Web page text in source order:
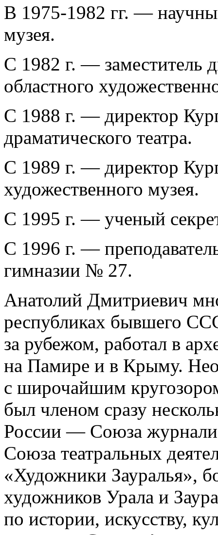
В 1975-1982 гг. —
музея.
С 1982 г. — заместитель
областного
С 1988 г. — директор
драматического театра.
С 1989 г. — директор
художественного музея.
С 1995 г. — ученый
С 1996 г. —
гимназии № 27.
Анатолий Дмитриевич
республиках бывшего
за рубежом, работал в
на Памире и в Крыму.
с широчайшим
был членом сразу
России — Союза
Союза театральных
«Художники Зауралья»,
художников Урала и
по истории, искусству,